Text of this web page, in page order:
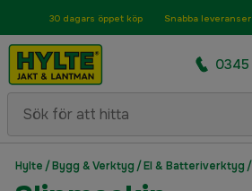
30 dagars öppet köp Snabba leveranser
Hylte /Bygg & Verktyg /El & Batteriverktyg /